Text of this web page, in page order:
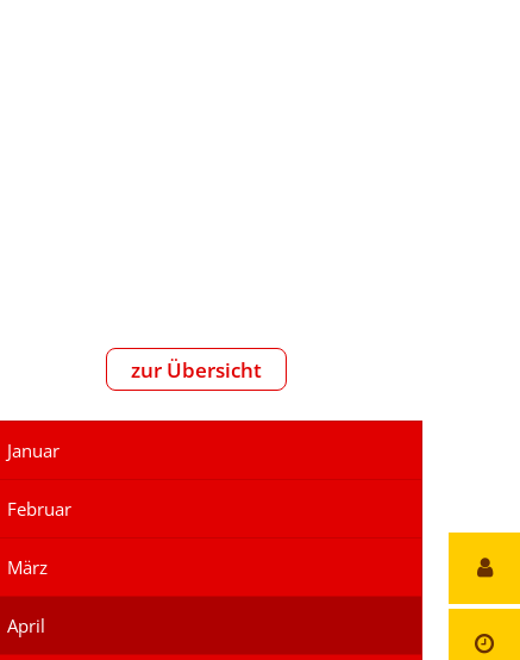
zur Übersicht
Januar
Februar
März
April